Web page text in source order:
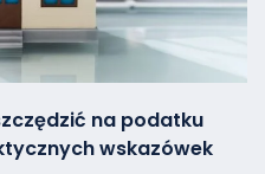
na podatku
wskazówek